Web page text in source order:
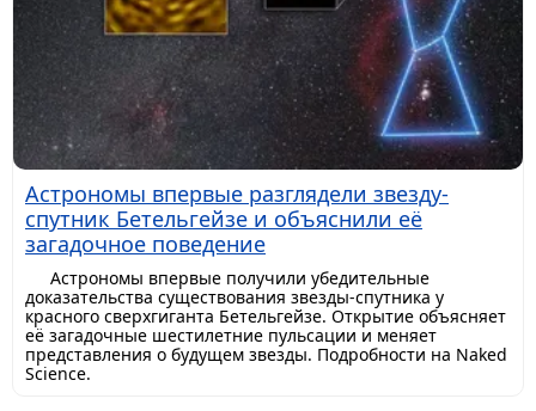
Астрономы впервые разглядели звезду-
спутник Бетельгейзе и объяснили её
загадочное поведение
Астрономы впервые получили убедительные
доказательства существования звезды-спутника у
красного сверхгиганта Бетельгейзе. Открытие объясняет
её загадочные шестилетние пульсации и меняет
представления о будущем звезды. Подробности на Naked
Science.